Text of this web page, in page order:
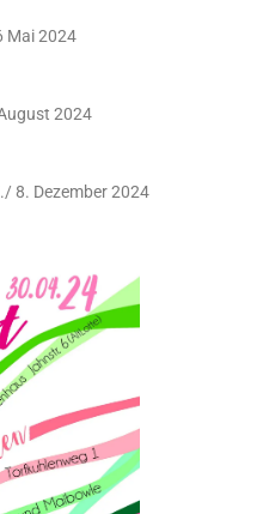
Mai 2024
2024
8. Dezember 2024